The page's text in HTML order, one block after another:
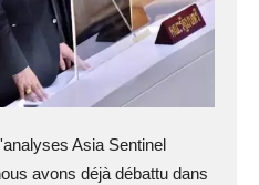
Asia Sentinel
avons déjà débattu dans